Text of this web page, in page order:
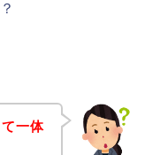
一体